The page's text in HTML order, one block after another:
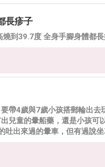
長疹子
燒到39.7度 全身手腳身體都
帶4歲與7歲小孩搭郵輪出
兒童的暈船藥，還是小孩可
吐出來過的暈車，但有過說